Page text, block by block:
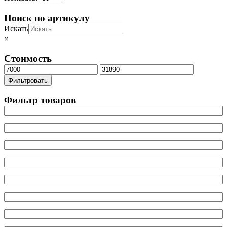
Поиск по артикулу
Искать
×
Стоимость
Минимальная
цена
Максимальная
цена
Фильтровать
Фильтр товаров